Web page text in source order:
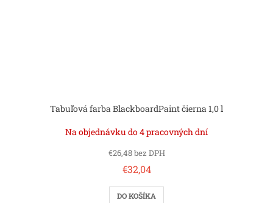
Tabuľová farba BlackboardPaint čierna 1,0 l
Na objednávku do 4 pracovných dní
€26,48 bez DPH
€32,04
DO KOŠÍKA